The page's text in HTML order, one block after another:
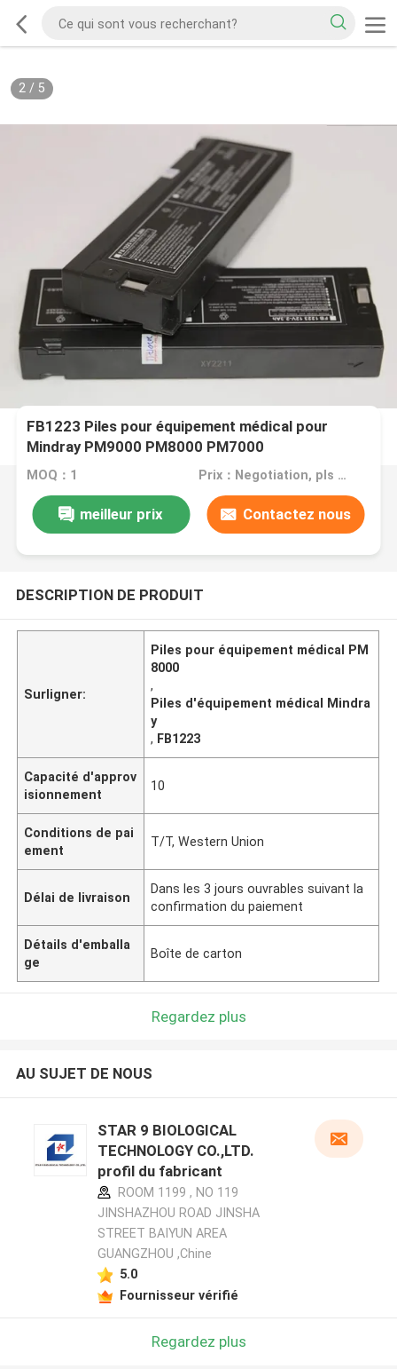
2/ 5
FB1223 Piles pour équipement médical pour
Mindray PM9000 PM8000 PM7000
MOQ：1 Prix：Negotiation, pls contact me
meilleur prix Contactez nous
DESCRIPTION DE PRODUIT
Surligner:
Piles pour équipement médical PM
8000
,
Piles d'équipement médical Mindra
y
, FB1223
Capacité d'approv
isionnement
10
Conditions de pai
ement
T/T, Western Union
Délai de livraison
Dans les 3 jours ouvrables suivant la
confirmation du paiement
Détails d'emballa
ge
Boîte de carton
Regardez plus
AU SUJET DE NOUS
STAR 9 BIOLOGICAL
TECHNOLOGY CO.,LTD.
profil du fabricant
ROOM 1199 , NO 119
JINSHAZHOU ROAD JINSHA
STREET BAIYUN AREA
GUANGZHOU ,Chine
5.0
Fournisseur vérifié
Regardez plus